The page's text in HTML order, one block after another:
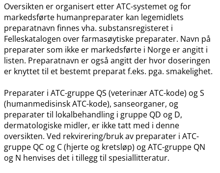
Oversikten er organisert etter ATC-systemet og for
markedsførte humanpreparater kan legemidlets
preparatnavn finnes vha. substansregisteret i
Felleskatalogen over farmasøytiske preparater. Navn på
preparater som ikke er markedsførte i Norge er angitt i
listen. Preparatnavn er også angitt der hvor doseringen
er knyttet til et bestemt preparat f.eks. pga. smakelighet.
Preparater i ATC-gruppe QS (veterinær ATC-kode) og S
(humanmedisinsk ATC-kode), sanseorganer, og
preparater til lokalbehandling i gruppe QD og D,
dermatologiske midler, er ikke tatt med i denne
oversikten. Ved rekvirering​/​bruk av preparater i ATC-
gruppe QC og C (hjerte og kretsløp) og ATC-gruppe QN
og N henvises det i tillegg til spesiallitteratur.